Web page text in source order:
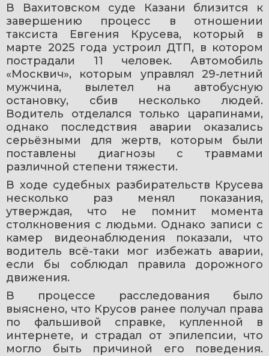
В Вахитовском суде Казани близится к
завершению процесс в отношении
таксиста Евгения Крусева, который в
марте 2025 года устроил ДТП, в котором
пострадали 11 человек. Автомобиль
«Москвич», которым управлял 29-летний
мужчина, вылетел на автобусную
остановку, сбив несколько людей.
Водитель отделался только царапинами,
однако последствия аварии оказались
серьёзными для жертв, которым были
поставлены диагнозы с травмами
различной степени тяжести.
В ходе судебных разбирательств Крусева
несколько раз менял показания,
утверждая, что не помнит момента
столкновения с людьми. Однако записи с
камер видеонаблюдения показали, что
водитель всё-таки мог избежать аварии,
если бы соблюдал правила дорожного
движения.
В процессе расследования было
выяснено, что Крусов ранее получал права
по фальшивой справке, купленной в
интернете, и страдал от эпилепсии, что
могло быть причиной его поведения.